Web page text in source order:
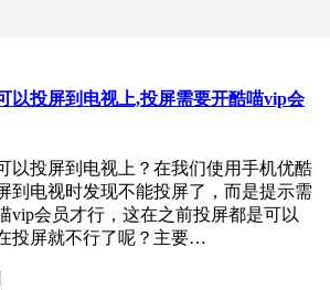
以投屏到电视上,投屏需要开酷喵vip会
以投屏到电视上？在我们使用手机优酷
到电视时发现不能投屏了，而是提示需
vip会员才行，这在之前投屏都是可以
投屏就不行了呢？主要…